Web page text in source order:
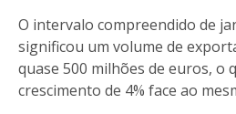
O intervalo compreendido de
significou um volume de
quase 500 milhões de euros, o
crescimento de 4% face ao